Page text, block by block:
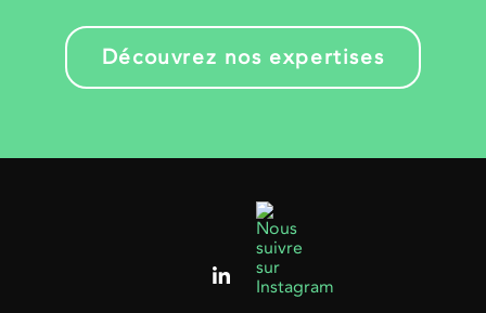
Découvrez nos expertises